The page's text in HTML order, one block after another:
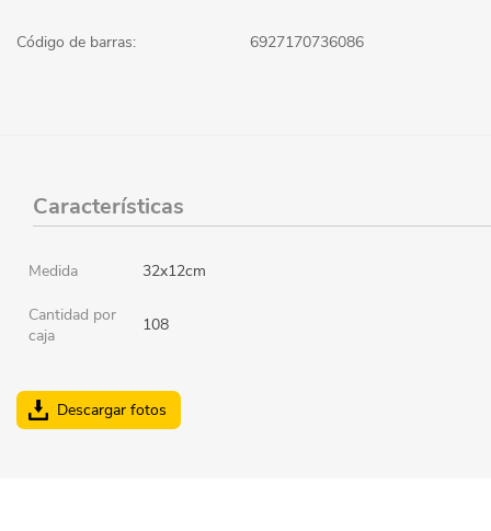
Código de barras: 6927170736086
Características
Medida 32x12cm
Cantidad por
caja
108
Descargar fotos